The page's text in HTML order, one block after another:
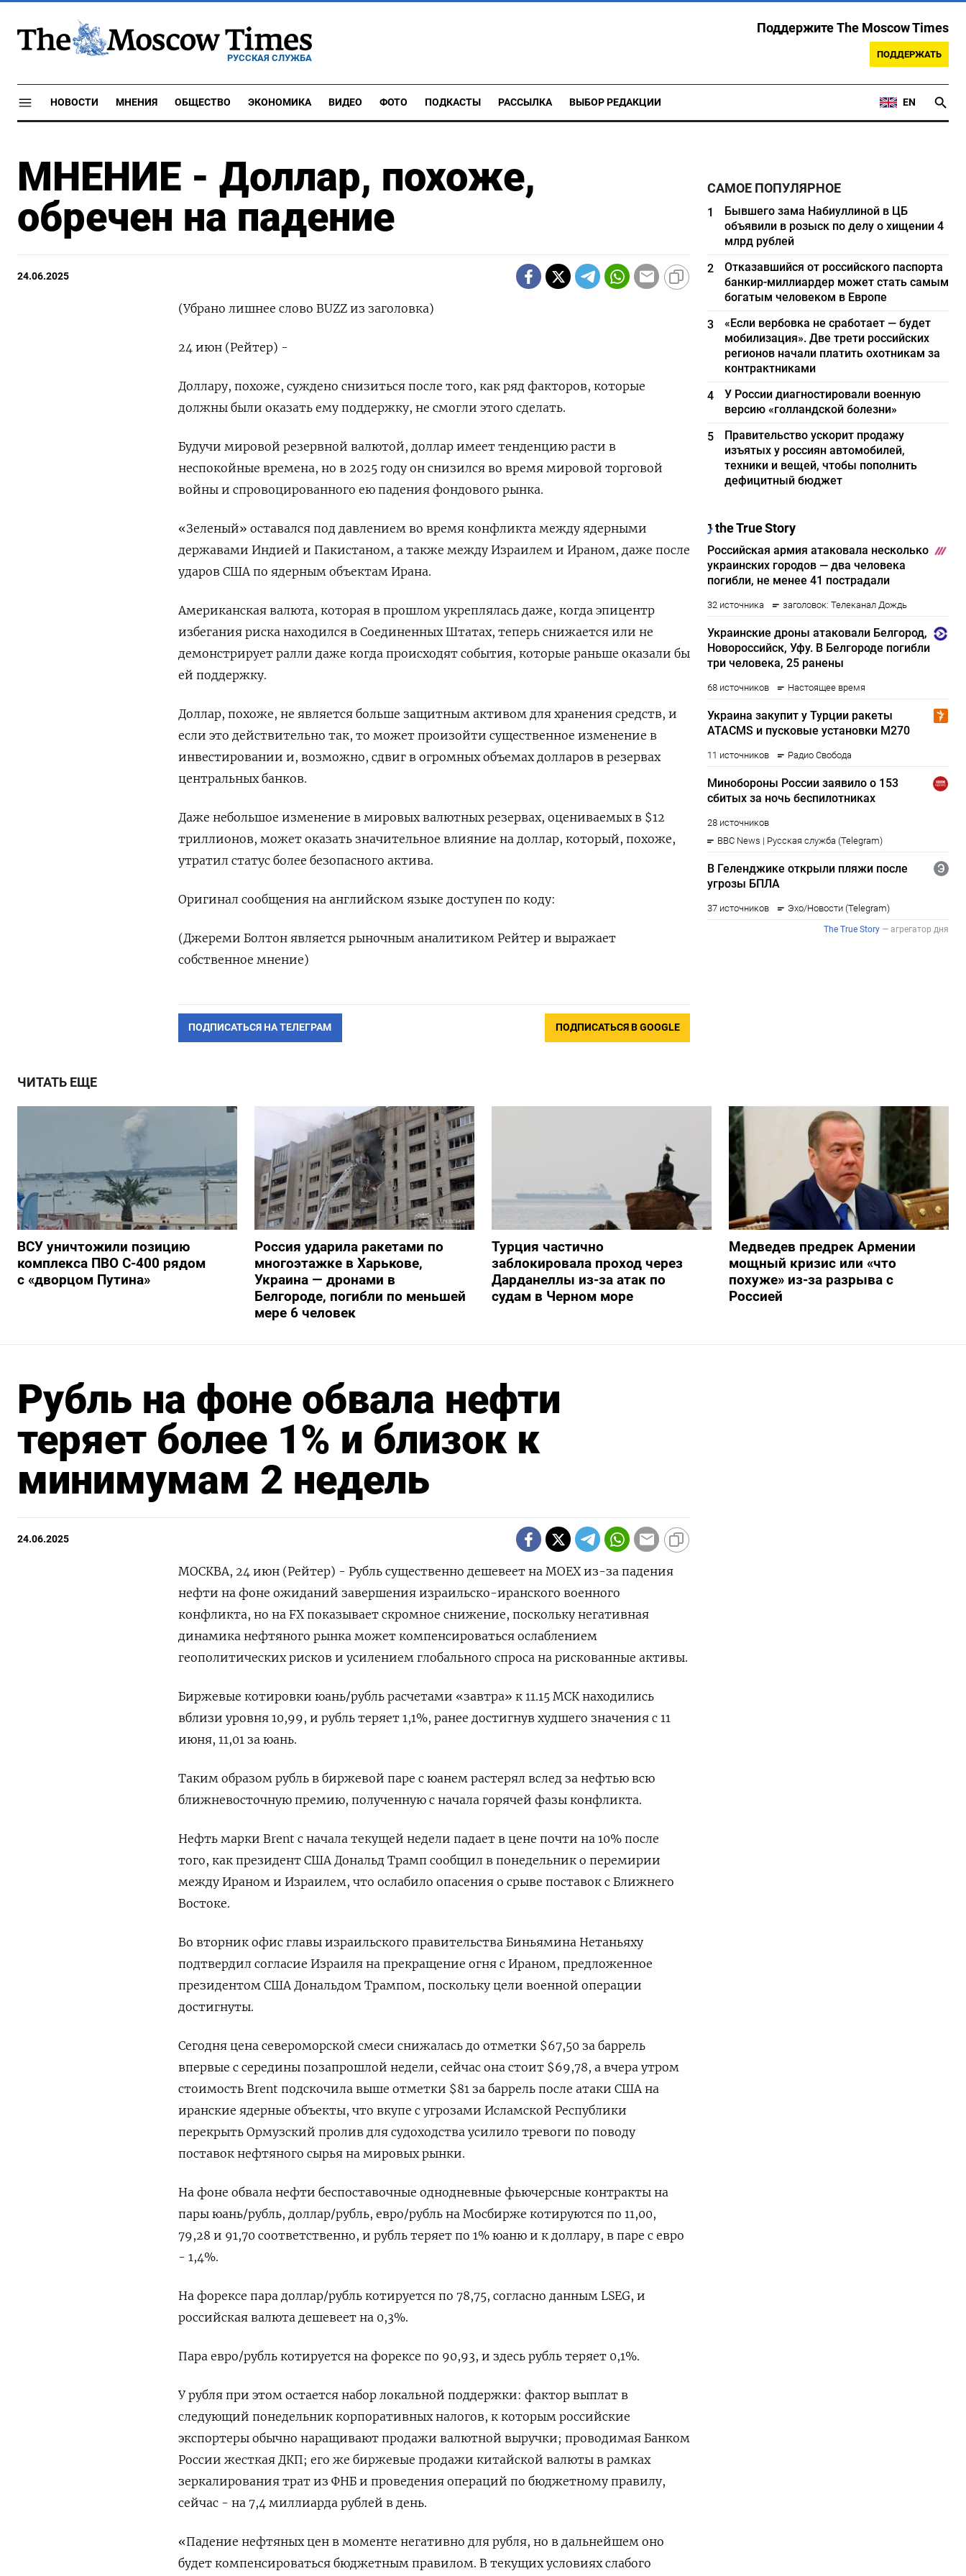
РУССКАЯ СЛУЖБА
Поддержите The Moscow Times
ПОДДЕРЖАТЬ
НОВОСТИ МНЕНИЯ ОБЩЕСТВО ЭКОНОМИКА ВИДЕО ФОТО ПОДКАСТЫ РАССЫЛКА ВЫБОР РЕДАКЦИИ EN
МНЕНИЕ - Доллар, похоже,
обречен на падение
24.06.2025
(Убрано лишнее слово BUZZ из заголовка)
24 июн (Рейтер) -
Доллару, похоже, суждено снизиться после того, как ряд факторов, которые
должны были оказать ему поддержку, не смогли этого сделать.
Будучи мировой резервной валютой, доллар имеет тенденцию расти в
неспокойные времена, но в 2025 году он снизился во время мировой торговой
войны и спровоцированного ею падения фондового рынка.
«Зеленый» оставался под давлением во время конфликта между ядерными
державами Индией и Пакистаном, а также между Израилем и Ираном, даже после
ударов США по ядерным объектам Ирана.
Американская валюта, которая в прошлом укреплялась даже, когда эпицентр
избегания риска находился в Соединенных Штатах, теперь снижается или не
демонстрирует ралли даже когда происходят события, которые раньше оказали бы
ей поддержку.
Доллар, похоже, не является больше защитным активом для хранения средств, и
если это действительно так, то может произойти существенное изменение в
инвестировании и, возможно, сдвиг в огромных объемах долларов в резервах
центральных банков.
Даже небольшое изменение в мировых валютных резервах, оцениваемых в $12
триллионов, может оказать значительное влияние на доллар, который, похоже,
утратил статус более безопасного актива.
Оригинал сообщения на английском языке доступен по коду:
(Джереми Болтон является рыночным аналитиком Рейтер и выражает
собственное мнение)
ПОДПИСАТЬСЯ НА ТЕЛЕГРАМ ПОДПИСАТЬСЯ В GOOGLE
САМОЕ ПОПУЛЯРНОЕ
1
Бывшего зама Набиуллиной в ЦБ
объявили в розыск по делу о хищении 4
млрд рублей
2
Отказавшийся от российского паспорта
банкир-миллиардер может стать самым
богатым человеком в Европе
3
«Если вербовка не сработает — будет
мобилизация». Две трети российских
регионов начали платить охотникам за
контрактниками
4
У России диагностировали военную
версию «голландской болезни»
5
Правительство ускорит продажу
изъятых у россиян автомобилей,
техники и вещей, чтобы пополнить
дефицитный бюджет
ЧИТАТЬ ЕЩЕ
ВСУ уничтожили позицию
комплекса ПВО С-400 рядом
с «дворцом Путина»
Россия ударила ракетами по
многоэтажке в Харькове,
Украина — дронами в
Белгороде, погибли по меньшей
мере 6 человек
Турция частично
заблокировала проход через
Дарданеллы из-за атак по
судам в Черном море
Медведев предрек Армении
мощный кризис или «что
похуже» из-за разрыва с
Россией
Рубль на фоне обвала нефти
теряет более 1% и близок к
минимумам 2 недель
24.06.2025
МОСКВА, 24 июн (Рейтер) - Рубль существенно дешевеет на MOEX из-за падения
нефти на фоне ожиданий завершения израильско-иранского военного
конфликта, но на FX показывает скромное снижение, поскольку негативная
динамика нефтяного рынка может компенсироваться ослаблением
геополитических рисков и усилением глобального спроса на рискованные активы.
Биржевые котировки юань/рубль расчетами «завтра» к 11.15 МСК находились
вблизи уровня 10,99, и рубль теряет 1,1%, ранее достигнув худшего значения с 11
июня, 11,01 за юань.
Таким образом рубль в биржевой паре с юанем растерял вслед за нефтью всю
ближневосточную премию, полученную с начала горячей фазы конфликта.
Нефть марки Brent с начала текущей недели падает в цене почти на 10% после
того, как президент США Дональд Трамп сообщил в понедельник о перемирии
между Ираном и Израилем, что ослабило опасения о срыве поставок с Ближнего
Востоке.
Во вторник офис главы израильского правительства Биньямина Нетаньяху
подтвердил согласие Израиля на прекращение огня с Ираном, предложенное
президентом США Дональдом Трампом, поскольку цели военной операции
достигнуты.
Сегодня цена североморской смеси снижалась до отметки $67,50 за баррель
впервые с середины позапрошлой недели, сейчас она стоит $69,78, а вчера утром
стоимость Brent подскочила выше отметки $81 за баррель после атаки США на
иранские ядерные объекты, что вкупе с угрозами Исламской Республики
перекрыть Ормузский пролив для судоходства усилило тревоги по поводу
поставок нефтяного сырья на мировых рынки.
На фоне обвала нефти беспоставочные однодневные фьючерсные контракты на
пары юань/рубль, доллар/рубль, евро/рубль на Мосбирже котируются по 11,00,
79,28 и 91,70 соответственно, и рубль теряет по 1% юаню и к доллару, в паре с евро
- 1,4%.
На форексе пара доллар/рубль котируется по 78,75, согласно данным LSEG, и
российская валюта дешевеет на 0,3%.
Пара евро/рубль котируется на форексе по 90,93, и здесь рубль теряет 0,1%.
У рубля при этом остается набор локальной поддержки: фактор выплат в
следующий понедельник корпоративных налогов, к которым российские
экспортеры обычно наращивают продажи валютной выручки; проводимая Банком
России жесткая ДКП; его же биржевые продажи китайской валюты в рамках
зеркалирования трат из ФНБ и проведения операций по бюджетному правилу,
сейчас - на 7,4 миллиарда рублей в день.
«Падение нефтяных цен в моменте негативно для рубля, но в дальнейшем оно
будет компенсироваться бюджетным правилом. В текущих условиях слабого